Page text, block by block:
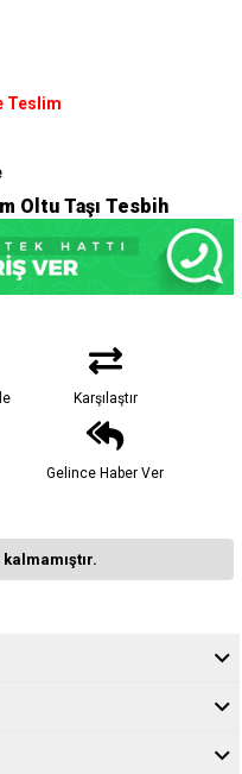
Teslim
Oltu Taşı Tesbih
Karşılaştır
Gelince Haber Ver